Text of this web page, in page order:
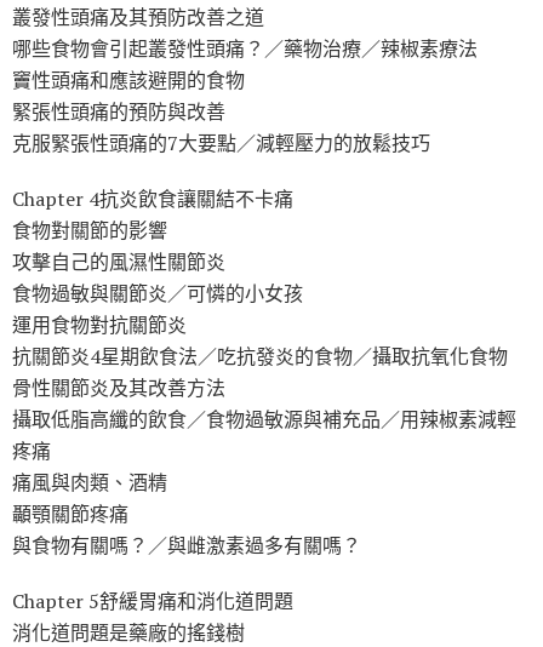
叢發性頭痛及其預防改善之道
哪些食物會引起叢發性頭痛？／藥物治療／辣椒素療法
竇性頭痛和應該避開的食物
緊張性頭痛的預防與改善
克服緊張性頭痛的7大要點／減輕壓力的放鬆技巧
Chapter 4抗炎飲食讓關結不卡痛
食物對關節的影響
攻擊自己的風濕性關節炎
食物過敏與關節炎／可憐的小女孩
運用食物對抗關節炎
抗關節炎4星期飲食法／吃抗發炎的食物／攝取抗氧化食物
骨性關節炎及其改善方法
攝取低脂高纖的飲食／食物過敏源與補充品／用辣椒素減輕
疼痛
痛風與肉類、酒精
顳顎關節疼痛
與食物有關嗎？／與雌激素過多有關嗎？
Chapter 5舒緩胃痛和消化道問題
消化道問題是藥廠的搖錢樹